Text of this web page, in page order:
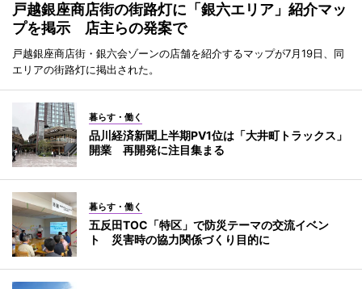
戸越銀座商店街の街路灯に「銀六エリア」紹介マッ
プを掲示 店主らの発案で
戸越銀座商店街・銀六会ゾーンの店舗を紹介するマップが7月19日、同
エリアの街路灯に掲出された。
暮らす・働く
品川経済新聞上半期PV1位は「大井町トラックス」
開業 再開発に注目集まる
暮らす・働く
五反田TOC「特区」で防災テーマの交流イベン
ト 災害時の協力関係づくり目的に